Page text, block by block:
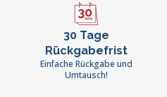
30 Tage
Rückgabefrist
Einfache Rückgabe und
Umtausch!